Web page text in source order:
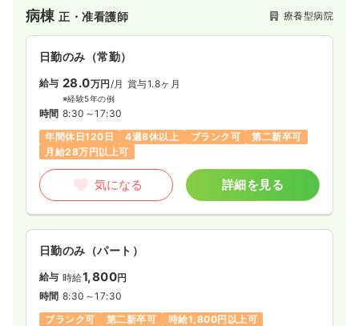
く上で病歴だけでなく、その人の今までの人生・生活背景を知
った上で看護を提供するといったものです。スタッフ皆がこの
考えのもと働いており、患者様の家族からも信頼が得られてい
ます。
病棟正・准看護師 療養型病院
日勤のみ（常勤）
給与 28.0万円/月 賞与1.8ヶ月
※経験5年の例
時間 8:30～17:30
年間休日120日
4週8休以上 ブランク可
第二新卒可
月給28万円以上可
気になる 詳細を見る
日勤のみ（パート）
給与 時給1,800円
時間 8:30～17:30
ブランク可
第二新卒可 時給1,800円以上可